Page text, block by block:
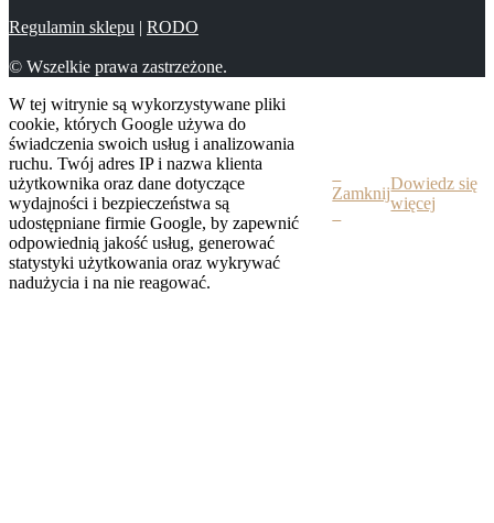
Regulamin sklepu | RODO
© Wszelkie prawa zastrzeżone.
W tej witrynie są wykorzystywane pliki
cookie, których Google używa do
świadczenia swoich usług i analizowania
ruchu. Twój adres IP i nazwa klienta
użytkownika oraz dane dotyczące
wydajności i bezpieczeństwa są
udostępniane firmie Google, by zapewnić
odpowiednią jakość usług, generować
statystyki użytkowania oraz wykrywać
nadużycia i na nie reagować.
Zamknij
Dowiedz się
więcej